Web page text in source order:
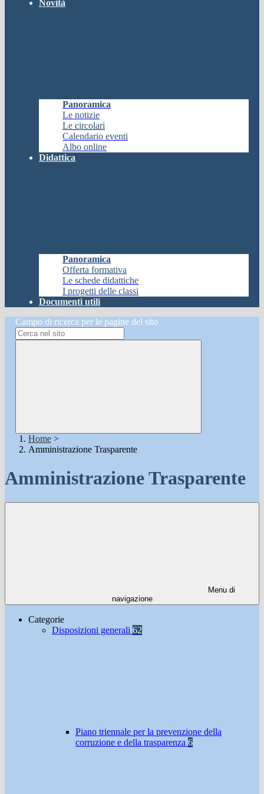
Novità
Panoramica
Le notizie
Le circolari
Calendario eventi
Albo online
Didattica
Panoramica
Offerta formativa
Le schede didattiche
I progetti delle classi
Documenti utili
Campo di ricerca per le pagine del sito
Home >
Amministrazione Trasparente
Amministrazione Trasparente
Menu di
navigazione
Categorie
Disposizioni generali 62
Piano triennale per la prevenzione della
corruzione e della trasparenza 6